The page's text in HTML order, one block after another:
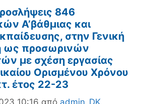
846
Α’βάθμιας και
στην Γενική
ως προσωρινών
με σχέση εργασίας
Ορισμένου Χρόνου
έτος 22-23